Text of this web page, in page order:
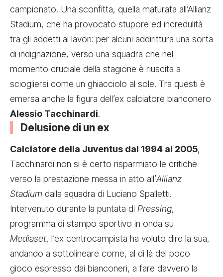
campionato. Una sconfitta, quella maturata all’Allianz
Stadium, che ha provocato stupore ed incredulità
tra gli addetti ai lavori: per alcuni addirittura una sorta
di indignazione, verso una squadra che nel
momento cruciale della stagione è riuscita a
sciogliersi come un ghiacciolo al sole. Tra questi è
emersa anche la figura dell’ex calciatore bianconero
Alessio Tacchinardi.
Delusione di un ex
Calciatore della Juventus dal 1994 al 2005,
Tacchinardi non si è certo risparmiato le critiche
verso la prestazione messa in atto all’Allianz
Stadium dalla squadra di Luciano Spalletti.
Intervenuto durante la puntata di Pressing,
programma di stampo sportivo in onda su
Mediaset, l’ex centrocampista ha voluto dire la sua,
andando a sottolineare come, al di là del poco
gioco espresso dai bianconeri, a fare davvero la